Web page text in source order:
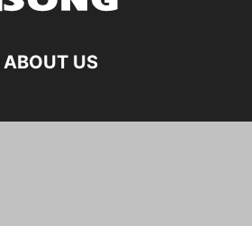
ABOUT US